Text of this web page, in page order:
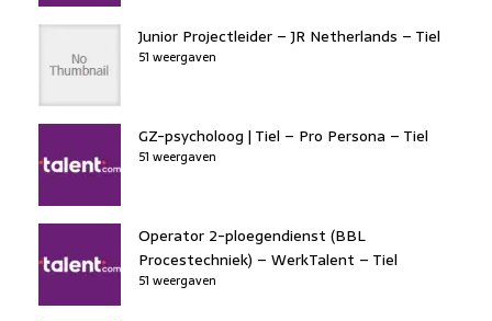
Junior Projectleider – JR Netherlands – Tiel
51 weergaven
GZ-psycholoog | Tiel – Pro Persona – Tiel
51 weergaven
Operator 2-ploegendienst (BBL
Procestechniek) – WerkTalent – Tiel
51 weergaven